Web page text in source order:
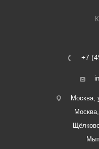
+7
Москва,